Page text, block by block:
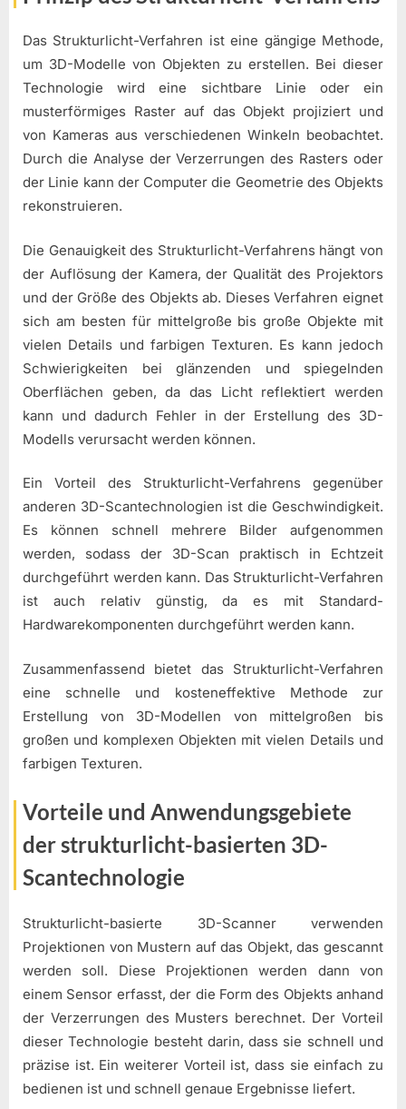
Das Strukturlicht-Verfahren ist eine gängige Methode,
um 3D-Modelle von Objekten zu erstellen. Bei dieser
Technologie wird eine sichtbare Linie oder ein
musterförmiges Raster auf das Objekt projiziert und
von Kameras aus verschiedenen Winkeln beobachtet.
Durch die Analyse der Verzerrungen des Rasters oder
der Linie kann der Computer die Geometrie des Objekts
rekonstruieren.
Die Genauigkeit des Strukturlicht-Verfahrens hängt von
der Auflösung der Kamera, der Qualität des Projektors
und der Größe des Objekts ab. Dieses Verfahren eignet
sich am besten für mittelgroße bis große Objekte mit
vielen Details und farbigen Texturen. Es kann jedoch
Schwierigkeiten bei glänzenden und spiegelnden
Oberflächen geben, da das Licht reflektiert werden
kann und dadurch Fehler in der Erstellung des 3D-
Modells verursacht werden können.
Ein Vorteil des Strukturlicht-Verfahrens gegenüber
anderen 3D-Scantechnologien ist die Geschwindigkeit.
Es können schnell mehrere Bilder aufgenommen
werden, sodass der 3D-Scan praktisch in Echtzeit
durchgeführt werden kann. Das Strukturlicht-Verfahren
ist auch relativ günstig, da es mit Standard-
Hardwarekomponenten durchgeführt werden kann.
Zusammenfassend bietet das Strukturlicht-Verfahren
eine schnelle und kosteneffektive Methode zur
Erstellung von 3D-Modellen von mittelgroßen bis
großen und komplexen Objekten mit vielen Details und
farbigen Texturen.
Vorteile und Anwendungsgebiete
der strukturlicht-basierten 3D-
Scantechnologie
Strukturlicht-basierte 3D-Scanner verwenden
Projektionen von Mustern auf das Objekt, das gescannt
werden soll. Diese Projektionen werden dann von
einem Sensor erfasst, der die Form des Objekts anhand
der Verzerrungen des Musters berechnet. Der Vorteil
dieser Technologie besteht darin, dass sie schnell und
präzise ist. Ein weiterer Vorteil ist, dass sie einfach zu
bedienen ist und schnell genaue Ergebnisse liefert.